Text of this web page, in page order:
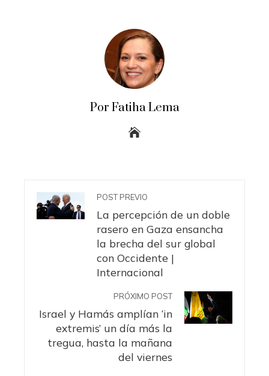
Por Fatiha Lema
POST PREVIO
La percepción de un doble
rasero en Gaza ensancha
la brecha del sur global
con Occidente |
Internacional
PRÓXIMO POST
Israel y Hamás amplían ‘in
extremis’ un día más la
tregua, hasta la mañana
del viernes